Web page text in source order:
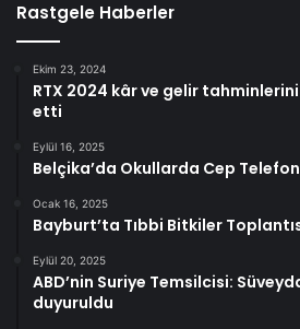
Rastgele Haberler
Ekim 23, 2024
RTX 2024 kâr ve gelir
etti
Eylül 16, 2025
Belçika’da Okullarda Cep
Ocak 16, 2025
Bayburt’ta Tıbbi Bitkiler
Eylül 20, 2025
ABD’nin Suriye Temsilcisi:
duyuruldu